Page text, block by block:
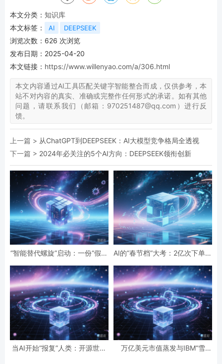
本文分类： 知识库
本文标签：
AI DEEPSEEK
浏览次数： 626 次浏览
发布日期：2025-04-20
本文链接： https://www.willenyao.com/a/306.html
本文内容通过AI工具匹配关键字智能整合而成，仅供参考，本
站不对内容的真实、准确或完整作任何形式的承诺。如有其他
问题，请联系我们（邮箱：970251487@qq.com）进行反
馈。
上一篇 > 从ChatGPT到DEEPSEEK：AI大模型竞争格局全透视
下一篇 > 2024年必关注的5个AI方向：DEEPSEEK领衔创新
“智能替代螺旋”启动：一份“假设
经济通缩
AI的“春节档”大考：2亿次下单与
数据红利与隐忧
当AI开始“报复”人类：开源世界
万亿美元市值蒸发与IBM“雪